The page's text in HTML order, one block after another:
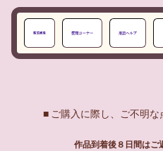
■ ご購入に際し、ご不明
作品到着後８日間はご